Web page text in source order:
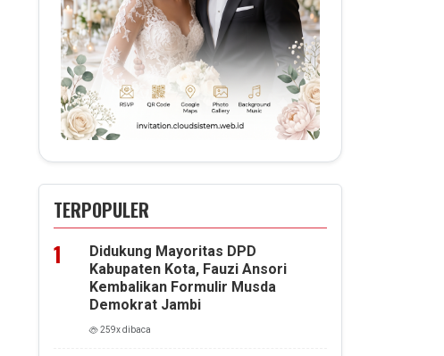
TERPOPULER
Didukung Mayoritas DPD
Kabupaten Kota, Fauzi Ansori
Kembalikan Formulir Musda
Demokrat Jambi
259x dibaca